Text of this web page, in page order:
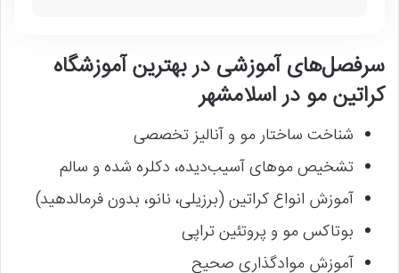
سرفصل‌های آموزشی در بهترین آموزشگاه
کراتین مو در اسلامشهر
شناخت ساختار مو و آنالیز تخصصی
تشخیص موهای آسیب‌دیده، دکلره شده و سالم
آموزش انواع کراتین (برزیلی، نانو، بدون فرمالدهید)
بوتاکس مو و پروتئین تراپی
آموزش موادگذاری صحیح